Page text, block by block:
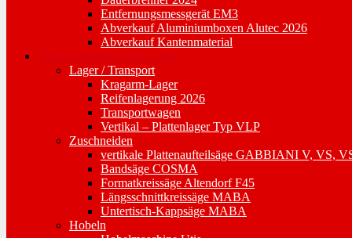
Entfernungsmessgerät EM3
Abverkauf Aluminiumboxen Alutec 2026
Abverkauf Kantenmaterial
Lager / Transport
Kragarm-Lager
Reifenlagerung 2026
Transportwagen
Vertikal – Plattenlager Typ VLP
Zuschneiden
vertikale Plattenaufteilsäge GABBIANI V, VS,
Bandsäge COSMA
Formatkreissäge Altendorf F45
Längsschnittkreissäge MABA
Untertisch-Kappsäge MABA
Hobeln